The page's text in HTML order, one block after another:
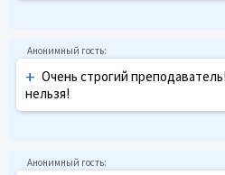
+ Очень строгий
нельзя!